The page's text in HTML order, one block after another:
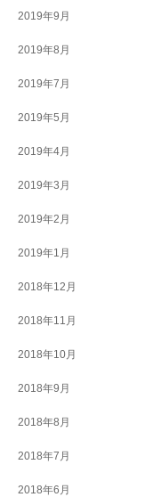
2019年9月
2019年8月
2019年7月
2019年5月
2019年4月
2019年3月
2019年2月
2019年1月
2018年12月
2018年11月
2018年10月
2018年9月
2018年8月
2018年7月
2018年6月